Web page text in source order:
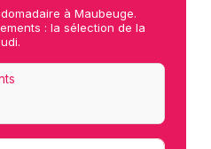
à Maubeuge.
: la sélection de la